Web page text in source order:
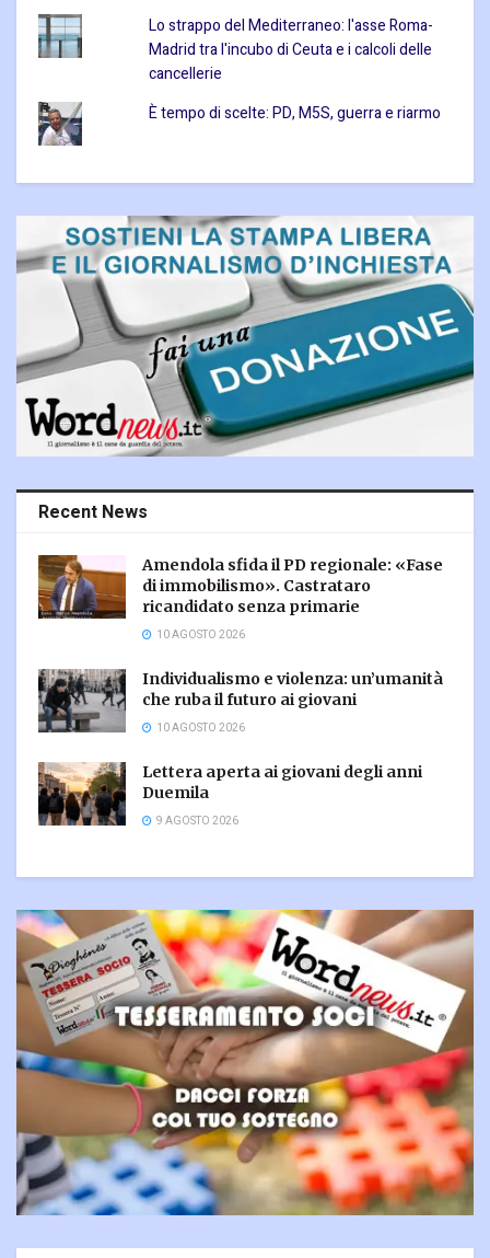
Lo strappo del Mediterraneo: l'asse Roma-
Madrid tra l'incubo di Ceuta e i calcoli delle
cancellerie
È tempo di scelte: PD, M5S, guerra e riarmo
Recent News
Amendola sfida il PD regionale: «Fase
di immobilismo». Castrataro
ricandidato senza primarie
10 AGOSTO 2026
Individualismo e violenza: un’umanità
che ruba il futuro ai giovani
10 AGOSTO 2026
Lettera aperta ai giovani degli anni
Duemila
9 AGOSTO 2026